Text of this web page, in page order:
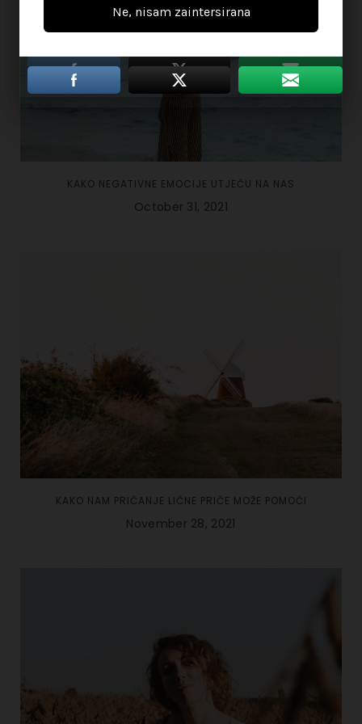
KAKO NEGATIVNE EMOCIJE UTJEČU NA NAS
October 31, 2021
KAKO NAM PRIČANJE LIČNE PRIČE MOŽE POMOĆI
November 28, 2021
Ne, nisam zaintersirana